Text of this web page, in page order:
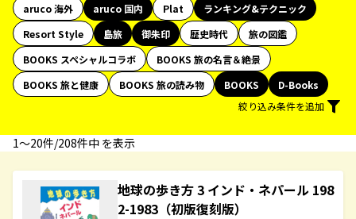
aruco 海外
aruco 国内 Plat
ランキング&テクニック
Resort Style
島旅 御朱印 歴史時代
旅の図鑑
BOOKS スペシャルコラボ
BOOKS 旅の名言＆絶景
BOOKS 旅と健康
BOOKS 旅の読み物 BOOKS
D-Books
絞り込み条件を追加
1〜20件/208件中 を表示
地球の歩き方 3 インド・ネパール 198
2-1983（初版復刻版）